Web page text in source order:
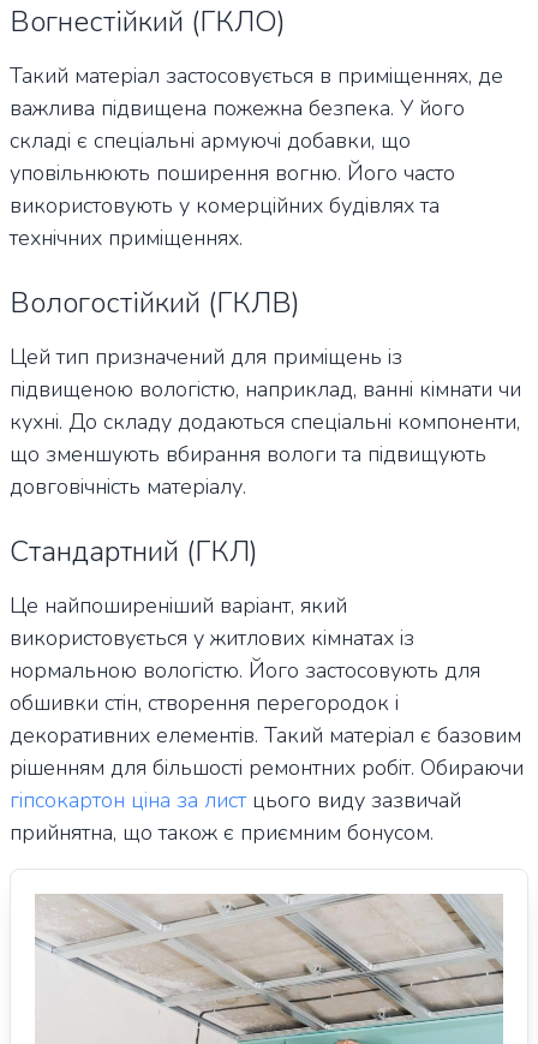
Вогнестійкий (ГКЛО)
Такий матеріал застосовується в приміщеннях, де
важлива підвищена пожежна безпека. У його
складі є спеціальні армуючі добавки, що
уповільнюють поширення вогню. Його часто
використовують у комерційних будівлях та
технічних приміщеннях.
Вологостійкий (ГКЛВ)
Цей тип призначений для приміщень із
підвищеною вологістю, наприклад, ванні кімнати чи
кухні. До складу додаються спеціальні компоненти,
що зменшують вбирання вологи та підвищують
довговічність матеріалу.
Стандартний (ГКЛ)
Це найпоширеніший варіант, який
використовується у житлових кімнатах із
нормальною вологістю. Його застосовують для
обшивки стін, створення перегородок і
декоративних елементів. Такий матеріал є базовим
рішенням для більшості ремонтних робіт. Обираючи
гіпсокартон ціна за листцього виду зазвичай
прийнятна, що також є приємним бонусом.